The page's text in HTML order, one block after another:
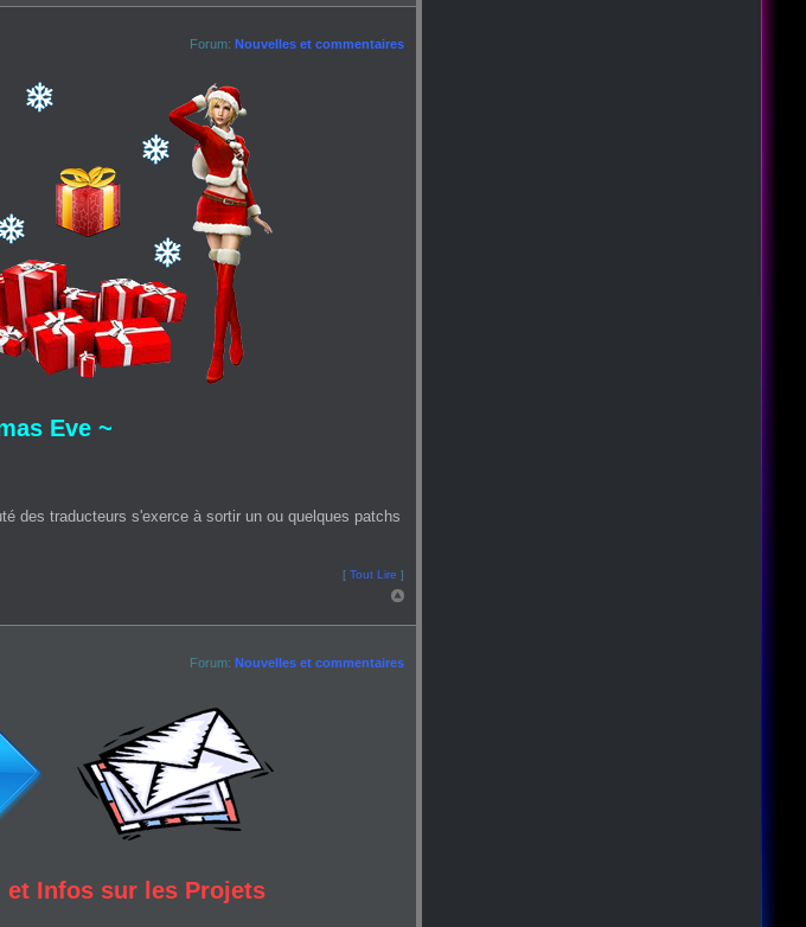
Forum: Nouvelles et commentaires
Eve ~
des traducteurs s'exerce à sortir un ou quelques patchs
[ Tout Lire ]
Forum: Nouvelles et commentaires
et Infos sur les Projets